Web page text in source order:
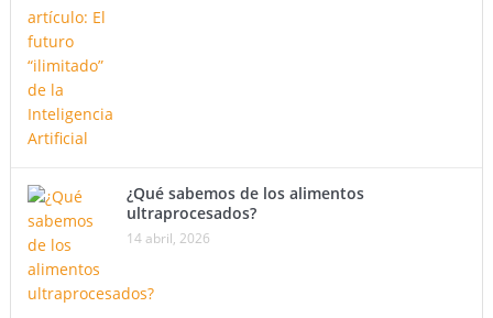
¿Qué sabemos de los alimentos
ultraprocesados?
14 abril, 2026